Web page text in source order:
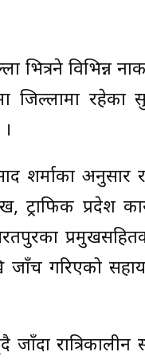
भित्रने विभिन्न
रहेका
शर्माका अनुसार
ट्राफिक प्रदेश
गरिएको